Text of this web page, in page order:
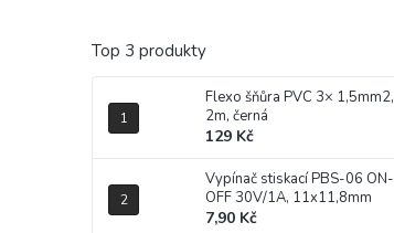
Top 3 produkty
Flexo šňůra PVC 3× 1,5mm2,
2m, černá
129 Kč
Vypínač stiskací PBS-06 ON-
OFF 30V/1A, 11x11,8mm
7,90 Kč